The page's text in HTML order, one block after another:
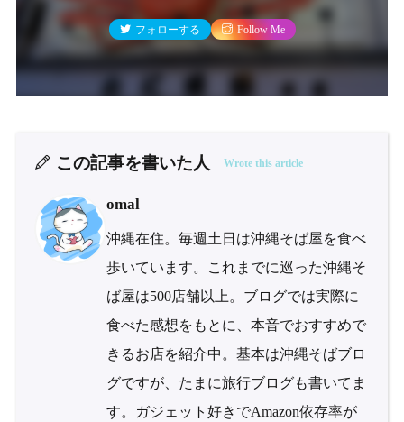
フォローする Follow Me
この記事を書いた人 Wrote this article
omal
沖縄在住。毎週土日は沖縄そば屋を食べ
歩いています。これまでに巡った沖縄そ
ば屋は500店舗以上。ブログでは実際に
食べた感想をもとに、本音でおすすめで
きるお店を紹介中。基本は沖縄そばブロ
グですが、たまに旅行ブログも書いてま
す。ガジェット好きでAmazon依存率が